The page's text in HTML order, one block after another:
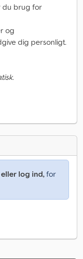
du brug for
og
dig personligt.
log ind,for